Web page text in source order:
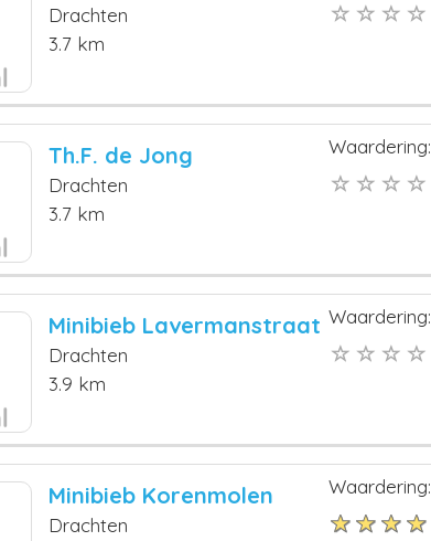
Drachten
3.7 km
Th.F. de Jong
Drachten
3.7 km
Waardering:
Minibieb Lavermanstraat
Drachten
3.9 km
Waardering:
Minibieb Korenmolen
Drachten
Waardering: